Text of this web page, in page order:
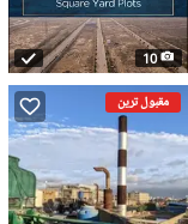
10
مقبول ترین